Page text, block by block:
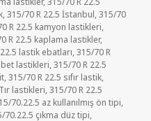
,315/70 R 22.5 İstanbul,315/70
R 22.5 kamyon lastikleri,
R 22.5 kaplama lastikler,
lastik ebatları,315/70 R
lastikleri,315/70 R 22.5
,315/70 R 22.5 sıfır lastik,
lastikleri,315/70 R 22.5
70.22.5 az kullanılmış ön tipi,
70.22.5 çıkma düz tipi,